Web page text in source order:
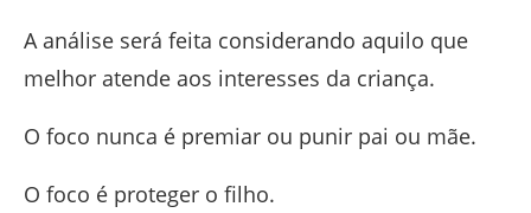
A análise será feita considerando aquilo que
melhor atende aos interesses da criança.
O foco nunca é premiar ou punir pai ou mãe.
O foco é proteger o filho.